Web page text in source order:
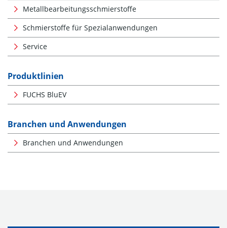
Metallbearbeitungsschmierstoffe
Schmierstoffe für Spezialanwendungen
Service
Produktlinien
FUCHS BluEV
Branchen und Anwendungen
Branchen und Anwendungen